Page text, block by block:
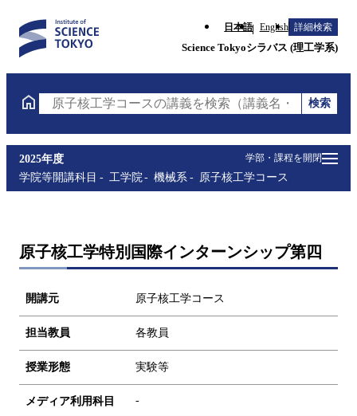
日本語 English 詳細検索
Science Tokyoシラバス (理工学系)
原子核工学コースの講義を検索（講義名・科目コード
検索
学部・課程を開閉
2025年度
学院等開講科目
工学院 機械系 原子核工学コース
原子核工学特別国際インターンシップ第四
開講元 原子核工学コース
担当教員 各教員
授業形態 実験等
メディア利用科目 -